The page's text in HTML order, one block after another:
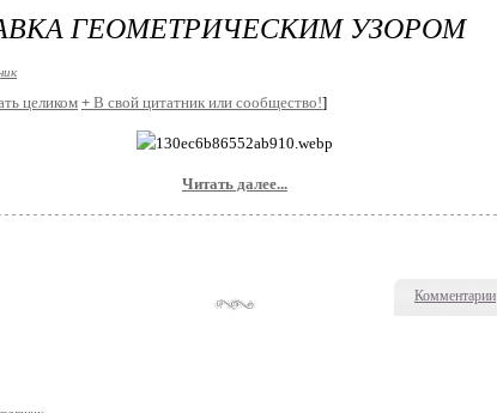
Комментарии
ГЕОМЕТРИЧЕСКИМ УЗОРОМ
целиком+ В свой цитатник или сообщество!]
Читать далее...